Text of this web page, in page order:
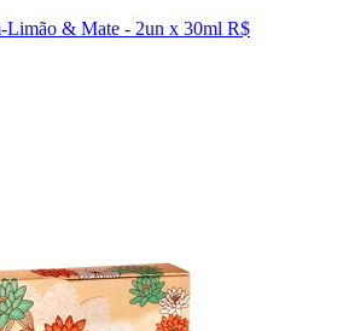
Limão & Mate - 2un x 30ml R$